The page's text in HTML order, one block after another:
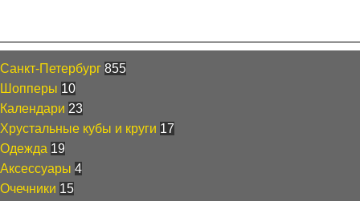
Санкт-Петербург 855
Шопперы 10
Календари 23
Хрустальные кубы и круги 17
Одежда 19
Аксессуары 4
Очечники 15